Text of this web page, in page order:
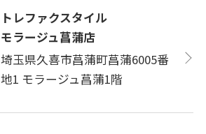
トレファクスタイル
モラージュ菖蒲店
埼玉県久喜市菖蒲町菖蒲6005番
地1 モラージュ菖蒲1階